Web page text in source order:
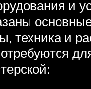
и
техника и